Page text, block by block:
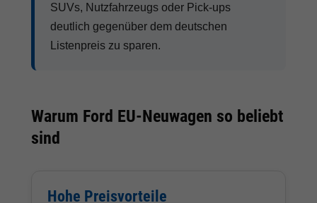
SUVs, Nutzfahrzeugs oder Pick-ups
deutlich gegenüber dem deutschen
Listenpreis zu sparen.
Warum Ford EU-Neuwagen so beliebt
sind
Hohe Preisvorteile